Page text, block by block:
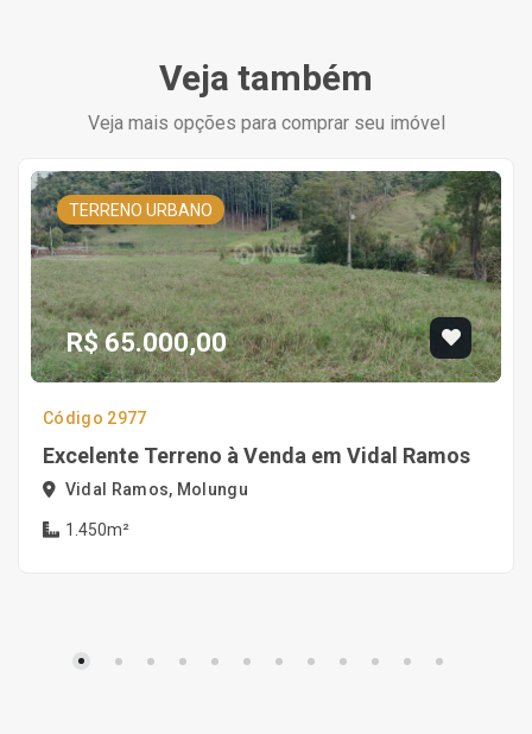
Veja também
Veja mais opções para comprar seu imóvel
TERRENO URBANO
R$ 65.000,00
Código 2977
Excelente Terreno à Venda em Vidal Ramos
Vidal Ramos, Molungu
1.450m²